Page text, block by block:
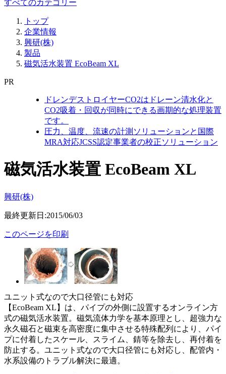
すべてのカテゴリー
トップ
企業情報
興研(株)
製品
磁気活水装置 EcoBeam XL
PR
ドレンデストロイヤーCO2はドレーン清水化と
CO2吸着・回収が同時にできる画期的な処理装置
です。
圧力、温度、流速の計測ソリューションと国際
MRA対応JCSS認定事業者の校正ソリューション
磁気活水装置 EcoBeam XL
興研(株)
最終更新日:2015/06/03
このページを印刷
ユニット式なので大口径管にも対応
【EcoBeam XL】は、パイプの外側に設置するオンライン方
式の磁気活水装置。磁気流体力学を基本原理とし、超強力な
永久磁石と磁束を高密度に集中させる特殊配列により、パイ
プに付着したスケール、スライム、錆等を除去し、再付着を
防止する。ユニット式なので大口径管にも対応し、配管内・
水系設備のトラブル解決に最適。